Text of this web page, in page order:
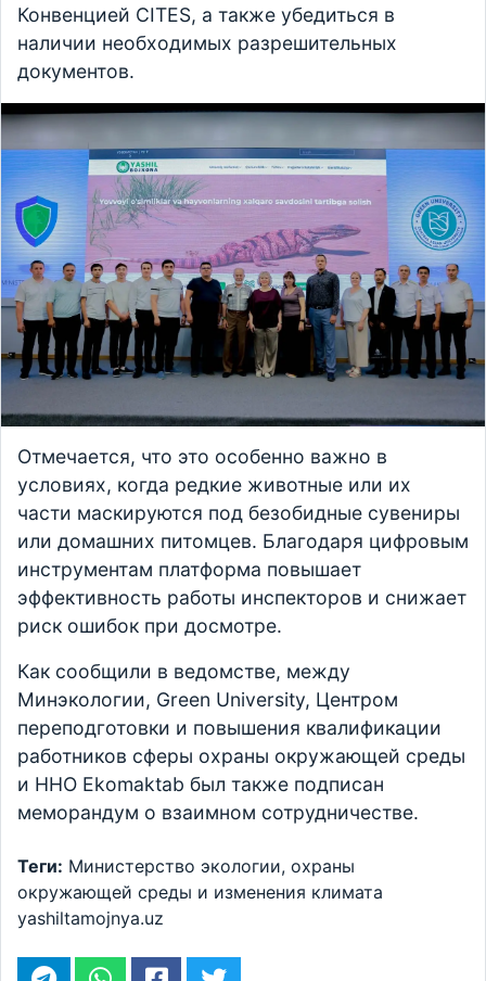
Конвенцией CITES, а также убедиться в
наличии необходимых разрешительных
документов.
Отмечается, что это особенно важно в
условиях, когда редкие животные или их
части маскируются под безобидные сувениры
или домашних питомцев. Благодаря цифровым
инструментам платформа повышает
эффективность работы инспекторов и снижает
риск ошибок при досмотре.
Как сообщили в ведомстве, между
Минэкологии, Green University, Центром
переподготовки и повышения квалификации
работников сферы охраны окружающей среды
и ННО Ekomaktab был также подписан
меморандум о взаимном сотрудничестве.
Теги: Министерство экологии, охраны
окружающей среды и изменения климата
yashiltamojnya.uz